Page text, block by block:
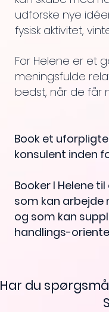
udforske nye
fysisk aktivitet,
For Helene er et
meningsfulde
bedst, når de
Book et
konsulent inden
Booker I Helene
som kan arbejde
og som kan
handlings-
Har du